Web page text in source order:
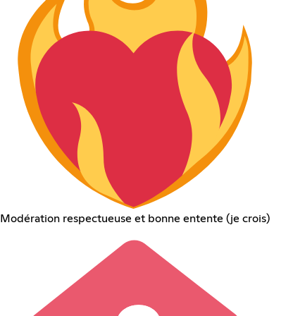
Modération respectueuse et bonne entente (je crois)